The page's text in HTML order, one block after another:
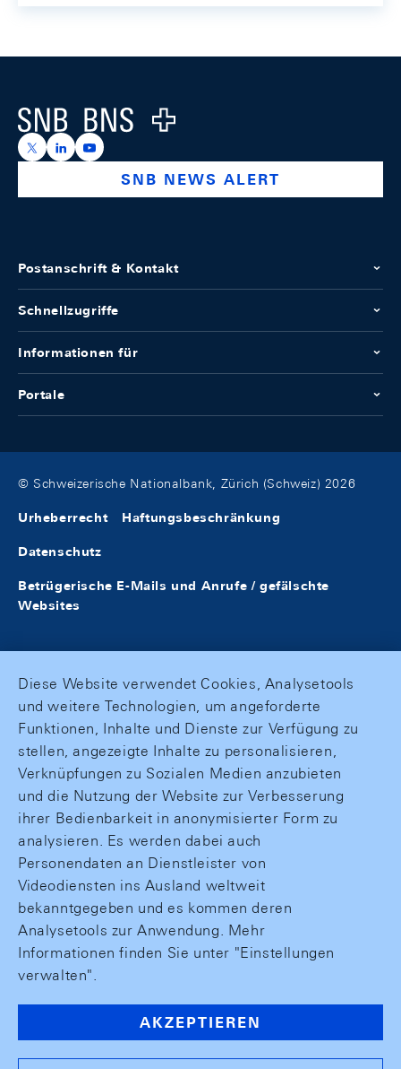
Logo
https://x.com/snb_bns
https://ch.linkedin.com/company/swiss-national-
https://www.youtube.com/@swissnationalbank
SNB NEWS ALERT
Postanschrift & Kontakt
Schnellzugriffe
Informationen für
Portale
© Schweizerische Nationalbank, Zürich (Schweiz) 2026
Urheberrecht Haftungsbeschränkung
Datenschutz
Betrügerische E-Mails und Anrufe / gefälschte
Websites
Diese Website verwendet Cookies, Analysetools
und weitere Technologien, um angeforderte
Funktionen, Inhalte und Dienste zur Verfügung zu
stellen, angezeigte Inhalte zu personalisieren,
Verknüpfungen zu Sozialen Medien anzubieten
und die Nutzung der Website zur Verbesserung
ihrer Bedienbarkeit in anonymisierter Form zu
analysieren. Es werden dabei auch
Personendaten an Dienstleister von
Videodiensten ins Ausland weltweit
bekanntgegeben und es kommen deren
Analysetools zur Anwendung. Mehr
Informationen finden Sie unter "Einstellungen
verwalten".
AKZEPTIEREN